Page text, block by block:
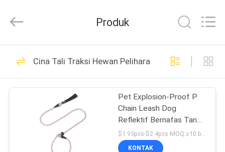
RUMAH
PRODUK
TENTANG
Pets2Go
Trading
Rights
Tali Hewan
Peliharaan yang
Dapat Ditarik
86
Produk
Cina Tali Traksi Hewan Peliharaan
Pet Explosion-Proof P
Chain Leash Dog
Reflektif Bernafas Tanpa
Hand-Tightening
Integrated Dog Leash
$1.95pcs-$2.4pcs MOQ:≥10 buah
KONTAK